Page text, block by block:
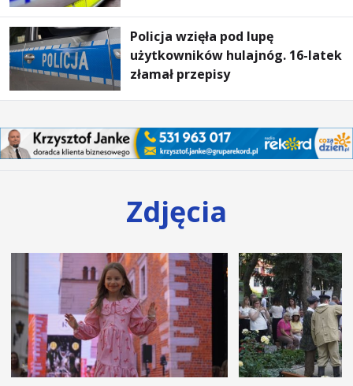
Policja wzięła pod lupę
użytkowników hulajnóg. 16-latek
złamał przepisy
Zdjęcia